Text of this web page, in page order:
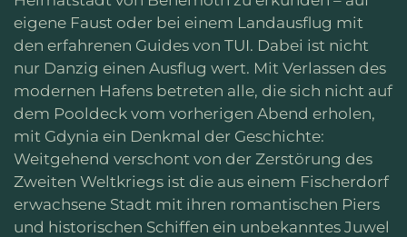
eigene Faust oder bei einem Landausflug mit
den erfahrenen Guides von TUI. Dabei ist nicht
nur Danzig einen Ausflug wert. Mit Verlassen des
modernen Hafens betreten alle, die sich nicht auf
dem Pooldeck vom vorherigen Abend erholen,
mit Gdynia ein Denkmal der Geschichte:
Weitgehend verschont von der Zerstörung des
Zweiten Weltkriegs ist die aus einem Fischerdorf
erwachsene Stadt mit ihren romantischen Piers
und historischen Schiffen ein unbekanntes Juwel